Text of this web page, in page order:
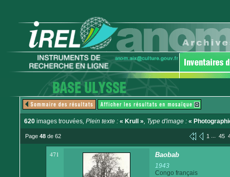
620 images trouvées, Plein texte : « Krull », Type d'image : «
Page 48 de 62 1 ... 45
471 Baobab
1943
Congo français